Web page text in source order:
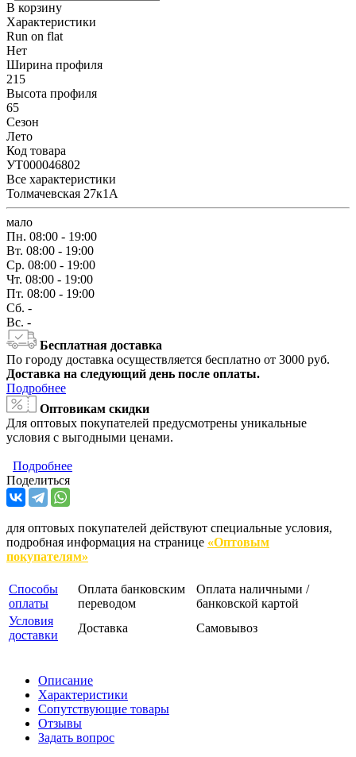
В корзину
Характеристики
Run on flat
Нет
Ширина профиля
215
Высота профиля
65
Сезон
Лето
Код товара
УТ000046802
Все характеристики
Толмачевская 27к1А
мало
Пн. 08:00 - 19:00
Вт. 08:00 - 19:00
Ср. 08:00 - 19:00
Чт. 08:00 - 19:00
Пт. 08:00 - 19:00
Сб. -
Вс. -
Бесплатная доставка
По городу доставка осуществляется бесплатно от 3000 руб.
Доставка на следующий день после оплаты.
Подробнее
Оптовикам скидки
Для оптовых покупателей предусмотрены уникальные
условия с выгодными ценами.
Подробнее
Поделиться
для оптовых покупателей действуют специальные условия,
подробная информация на странице «Оптовым
покупателям»
Способы
оплаты
Оплата банковским
переводом
Оплата наличными /
банковской картой
Условия
доставки
Доставка Самовывоз
Описание
Характеристики
Сопутствующие товары
Отзывы
Задать вопрос